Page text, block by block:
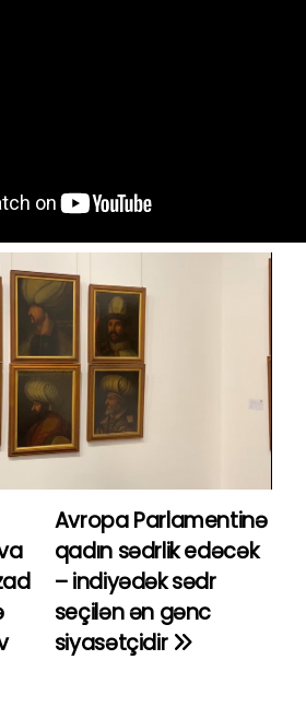
Avropa Parlamentinə
qadın sədrlik edəcək
– indiyədək sədr
seçilən ən gənc
siyasətçidir